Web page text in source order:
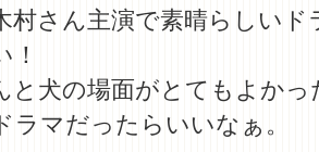
村さん主演で素晴らしいド
！
と犬の場面がとてもよかっ
ラマだったらいいなぁ。